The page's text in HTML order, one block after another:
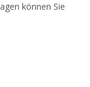
können Sie